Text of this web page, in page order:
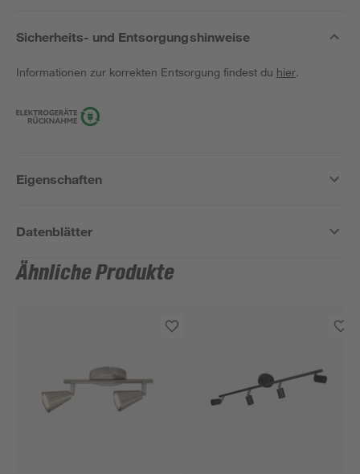
Sicherheits- und Entsorgungshinweise
Informationen zur korrekten Entsorgung findest du hier.
Eigenschaften
Datenblätter
Ähnliche Produkte